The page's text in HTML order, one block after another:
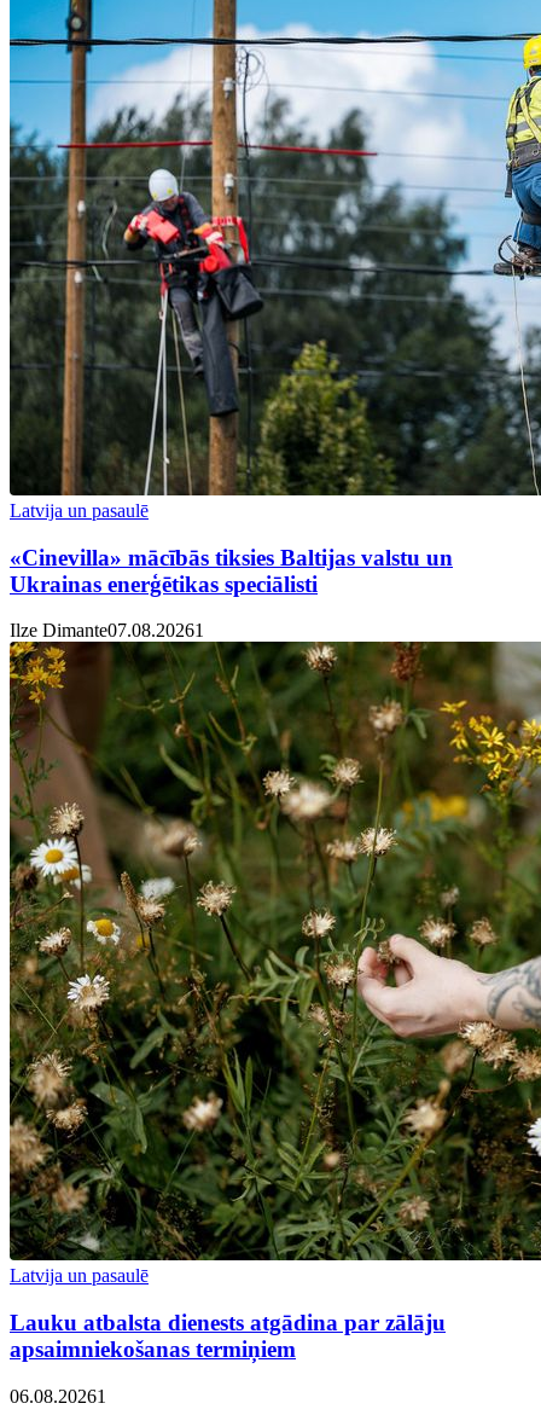
Latvija un pasaulē
«Cinevilla» mācībās tiksies Baltijas valstu un
Ukrainas enerģētikas speciālisti
Ilze Dimante07.08.20261
Latvija un pasaulē
Lauku atbalsta dienests atgādina par zālāju
apsaimniekošanas termiņiem
06.08.20261